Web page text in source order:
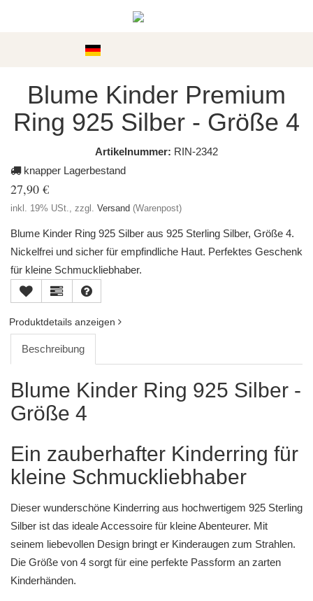
Blume Kinder Premium
Ring 925 Silber - Größe 4
Artikelnummer: RIN-2342
knapper Lagerbestand
27,90 €
inkl. 19% USt., zzgl. Versand (Warenpost)
Blume Kinder Ring 925 Silber aus 925 Sterling Silber, Größe 4.
Nickelfrei und sicher für empfindliche Haut. Perfektes Geschenk
für kleine Schmuckliebhaber.
Produktdetails anzeigen
Beschreibung
Blume Kinder Ring 925 Silber -
Größe 4
Ein zauberhafter Kinderring für
kleine Schmuckliebhaber
Dieser wunderschöne Kinderring aus hochwertigem 925 Sterling
Silber ist das ideale Accessoire für kleine Abenteurer. Mit
seinem liebevollen Design bringt er Kinderaugen zum Strahlen.
Die Größe von 4 sorgt für eine perfekte Passform an zarten
Kinderhänden.